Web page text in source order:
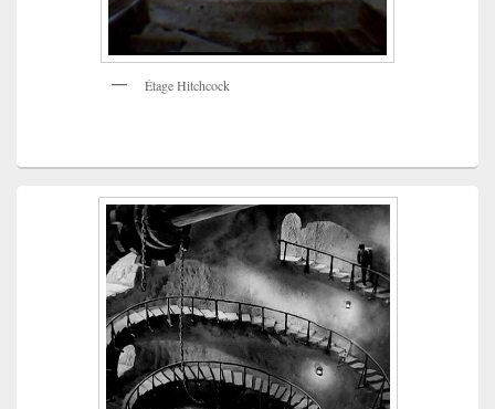
Étage Hitchcock